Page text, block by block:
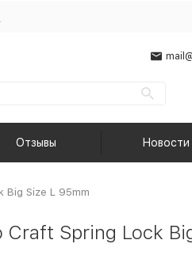
Отзывы Новости
Big Size L 95mm
Craft Spring Lock